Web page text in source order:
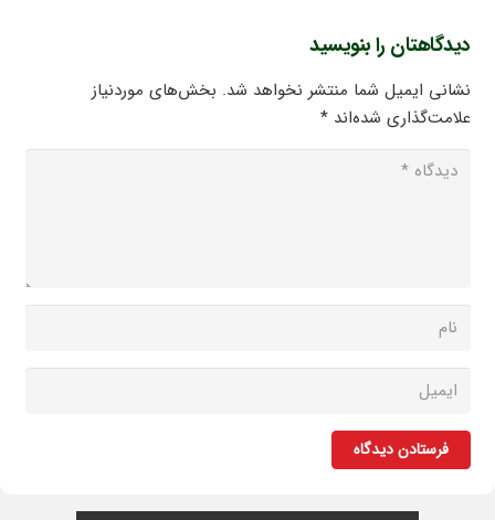
دیدگاهتان را بنویسید
نشانی ایمیل شما منتشر نخواهد شد. بخش‌های موردنیاز
علامت‌گذاری شده‌اند*
فرستادن دیدگاه